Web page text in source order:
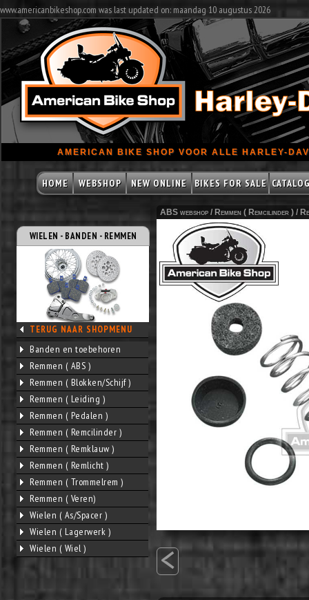
www.americanbikeshop.com was last updated on: maandag 10 augustus 2026
AMERICAN BIKE SHOP VOOR ALLE HARLEY-
HOME WEBSHOP NEW ONLINE BIKES FOR SALE
WIELEN - BANDEN - REMMEN
TERUG NAAR SHOPMENU
Banden en toebehoren
Remmen ( ABS )
Remmen ( Blokken/Schijf )
Remmen ( Leiding )
Remmen ( Pedalen )
Remmen ( Remcilinder )
Remmen ( Remklauw )
Remmen ( Remlicht )
Remmen ( Trommelrem )
Remmen ( Veren)
Wielen ( As/Spacer )
Wielen ( Lagerwerk )
Wielen ( Wiel )
ABS webshop / Remmen ( Remcilinder ) /
<